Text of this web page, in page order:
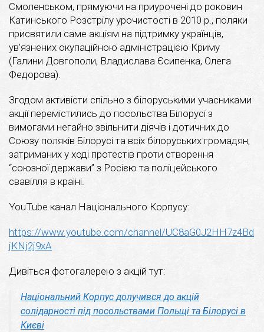
Смоленськом, прямуючи на приурочені до роковин
Катинського Розстрілу урочистості в 2010 р., поляки
присвятили саме акціям на підтримку українців,
ув’язнених окупаційною адміністрацією Криму
(Галини Довгополи, Владислава Єсипенка, Олега
Федорова).
Згодом активісти спільно з білоруськими учасниками
акції перемістились до посольства Білорусі з
вимогами негайно звільнити діячів і дотичних до
Союзу поляків Білорусі та всіх білоруських громадян,
затриманих у ході протестів проти створення
“союзної держави” з Росією та поліцейського
свавілля в країні.
YouTube канал Національного Корпусу:
https://www.youtube.com/channel/UC8aG0J2HH7z4Bd
jKNj2j9xA
Дивіться фотогалерею з акцій тут:
Національний Корпус долучився до акцій
солідарності під посольствами Польщі та Білорусі в
Києві